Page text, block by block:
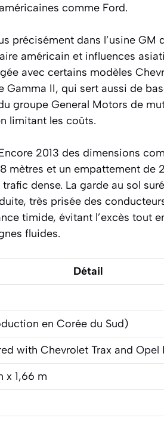
comme Ford.
précisément dans l’usine GM
américain et influences
avec certains modèles
Gamma II, qui sert aussi de
groupe General Motors de
limitant les coûts.
2013 des dimensions
mètres et un empattement de
dense. La garde au sol
très prisée des
timide, évitant l’excès tout
fluides.
Détail
en Corée du Sud)
with Chevrolet Trax and Opel
x 1,66 m